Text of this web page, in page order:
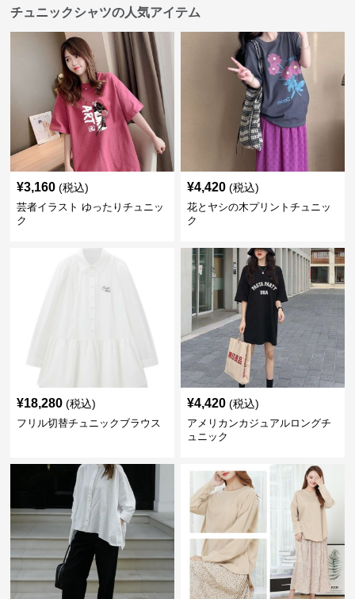
チュニックシャツの人気アイテム
¥3,160 (税込)
芸者イラスト ゆったりチュニッ
ク
¥4,420 (税込)
花とヤシの木プリントチュニッ
ク
¥18,280 (税込)
フリル切替チュニックブラウス
¥4,420 (税込)
アメリカンカジュアルロングチ
ュニック